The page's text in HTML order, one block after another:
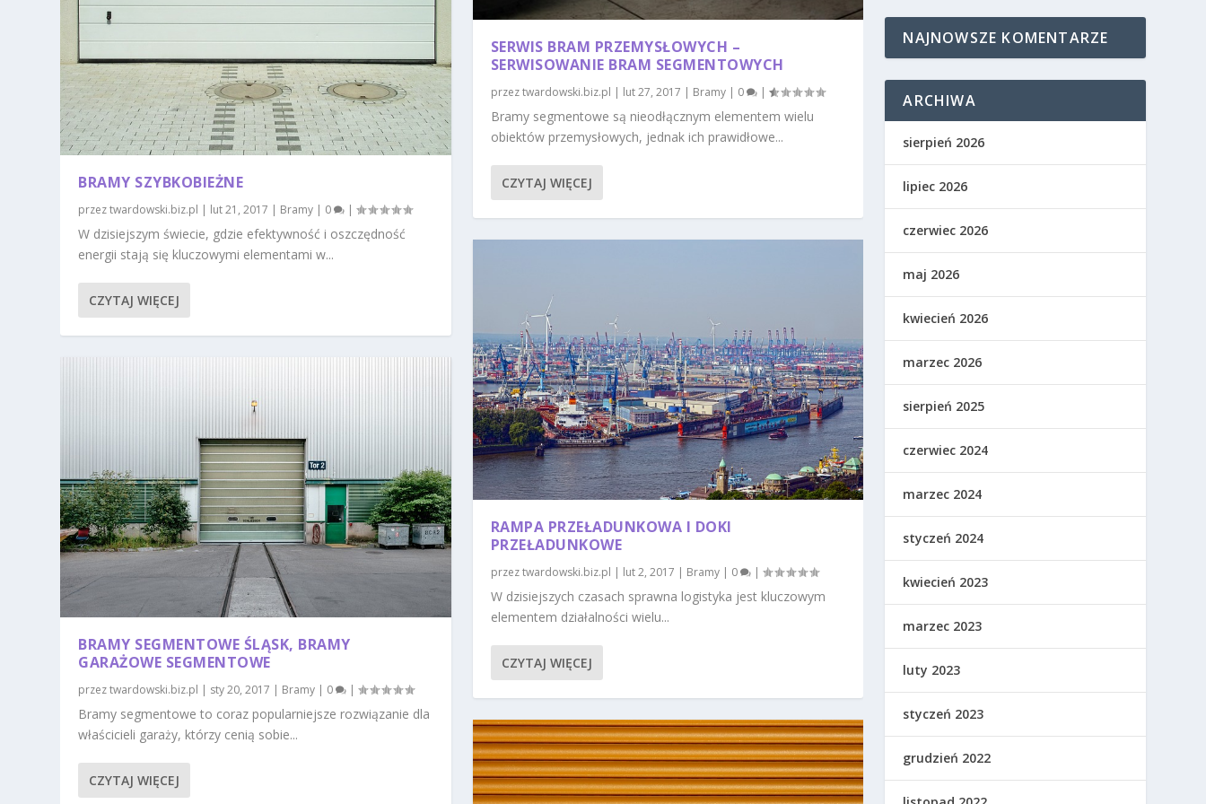
BRAMY SZYBKOBIEŻNE
przeztwardowski.biz.pl | lut 21, 2017 | Bramy | 0 |
W dzisiejszym świecie, gdzie efektywność i oszczędność
energii stają się kluczowymi elementami w...
CZYTAJ WIĘCEJ
BRAMY SEGMENTOWE ŚLĄSK, BRAMY
GARAŻOWE SEGMENTOWE
przeztwardowski.biz.pl | sty 20, 2017 | Bramy | 0 |
Bramy segmentowe to coraz popularniejsze rozwiązanie dla
właścicieli garaży, którzy cenią sobie...
CZYTAJ WIĘCEJ
SERWIS BRAM PRZEMYSŁOWYCH –
SERWISOWANIE BRAM SEGMENTOWYCH
przeztwardowski.biz.pl | lut 27, 2017 | Bramy| 0 |
Bramy segmentowe są nieodłącznym elementem wielu
obiektów przemysłowych, jednak ich prawidłowe...
CZYTAJ WIĘCEJ
RAMPA PRZEŁADUNKOWA I DOKI
PRZEŁADUNKOWE
przeztwardowski.biz.pl | lut 2, 2017 | Bramy| 0 |
W dzisiejszych czasach sprawna logistyka jest kluczowym
elementem działalności wielu...
CZYTAJ WIĘCEJ
NAJNOWSZE KOMENTARZE
ARCHIWA
sierpień 2026
lipiec 2026
czerwiec 2026
maj 2026
kwiecień 2026
marzec 2026
sierpień 2025
czerwiec 2024
marzec 2024
styczeń 2024
kwiecień 2023
marzec 2023
luty 2023
styczeń 2023
grudzień 2022